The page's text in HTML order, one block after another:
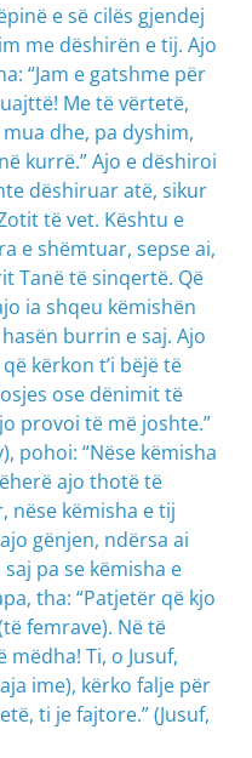
e së cilës gjendej
me dëshirën e tij. Ajo
“Jam e gatshme për
Me të vërtetë,
dhe, pa dyshim,
kurrë.” Ajo e dëshiroi
dëshiruar atë, sikur
të vet. Kështu e
e shëmtuar, sepse ai,
Tanë të sinqertë. Që
ia shqeu këmishën
burrin e saj. Ajo
kërkon t’i bëjë të
ose dënimit të
provoi të më joshte.”
pohoi: “Nëse këmisha
ajo thotë të
nëse këmisha e tij
gënjen, ndërsa ai
pa se këmisha e
tha: “Patjetër që kjo
femrave). Në të
Ti, o Jusuf,
ime), kërko falje për
ti je fajtore.” (Jusuf,